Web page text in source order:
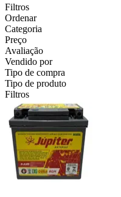
Filtros
Ordenar
Categoria
Preço
Avaliação
Vendido por
Tipo de compra
Tipo de produto
Filtros